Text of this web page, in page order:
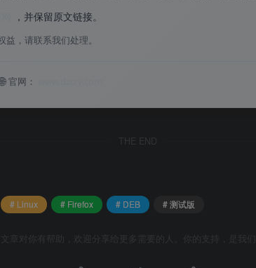
码完全开源，接受全球开发者审查
，并保留原文链接。
，请联系我们处理。
官网：
THE END
# Linux # Firefox # DEB # 测试版
章对你有帮助，欢迎分享给更多需要的人。你的支持，是我们